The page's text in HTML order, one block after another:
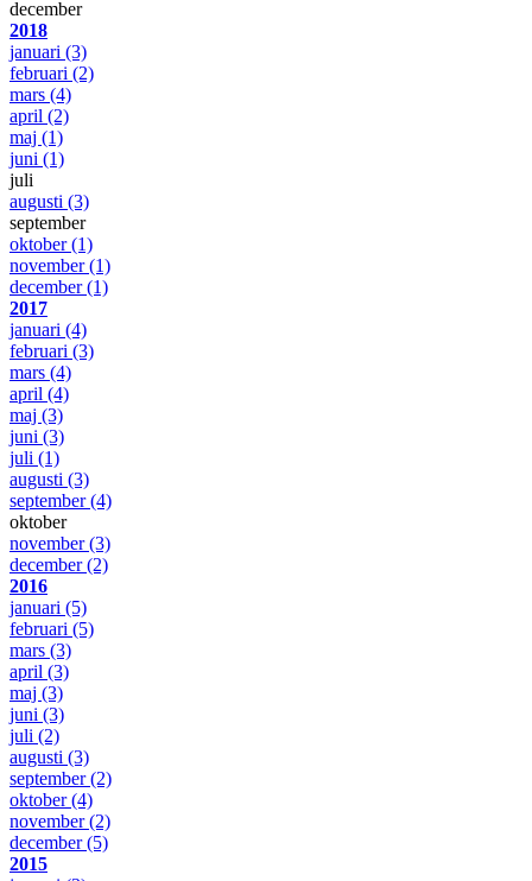
december
2018
januari (3)
februari (2)
mars (4)
april (2)
maj (1)
juni (1)
juli
augusti (3)
september
oktober(1)
november(1)
december(1)
2017
januari (4)
februari (3)
mars (4)
april (4)
maj (3)
juni (3)
juli (1)
augusti (3)
september(4)
oktober
november(3)
december(2)
2016
januari (5)
februari (5)
mars (3)
april (3)
maj (3)
juni (3)
juli (2)
augusti (3)
september(2)
oktober(4)
november(2)
december(5)
2015